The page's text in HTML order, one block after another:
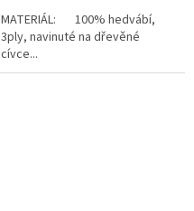
MATERIÁL: 100% hedvábí,
3ply, navinuté na dřevěné
cívce...